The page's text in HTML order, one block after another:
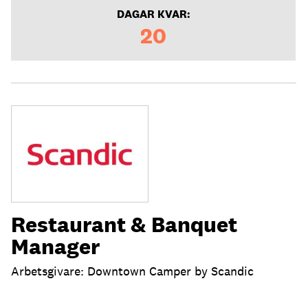
DAGAR KVAR:
20
Restaurant & Banquet
Manager
Arbetsgivare: Downtown Camper by Scandic